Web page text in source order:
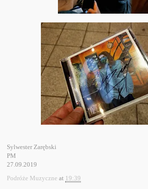
Sylwester Zarębski
PM
27.09.2019
Podróże Muzyczne at 19:39